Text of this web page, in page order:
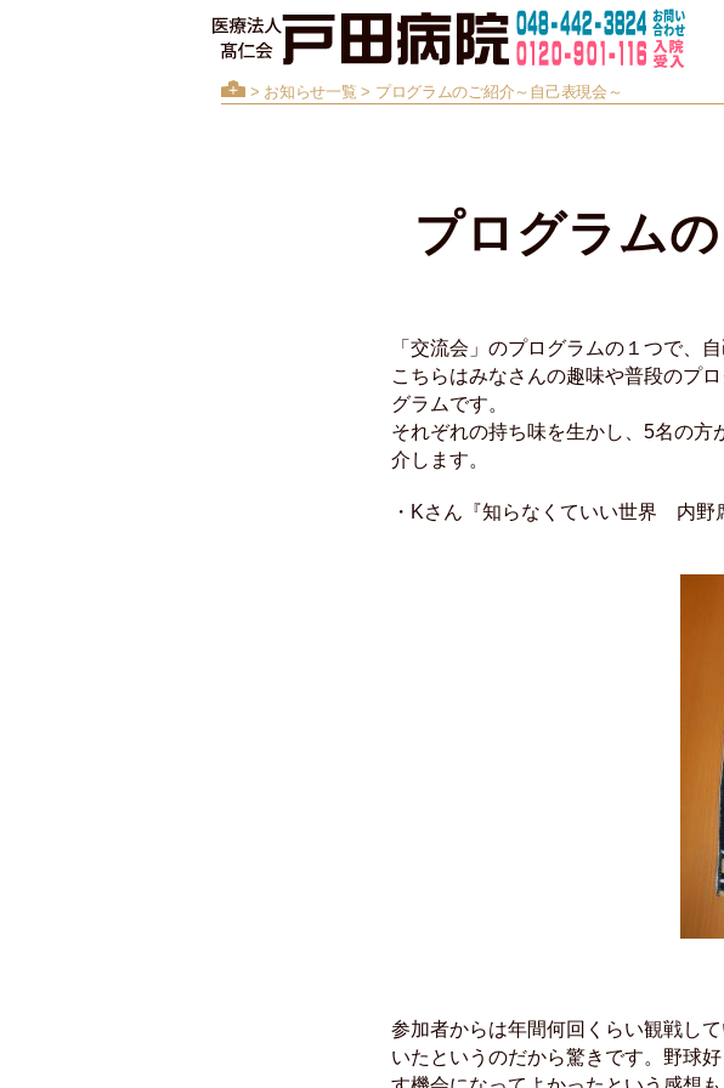
> お知らせ一覧 > プログラムのご紹介～自己表現会～
プログラム
「交流会」のプログラムの１つで、
こちらはみなさんの趣味や普段のプ
グラムです。
それぞれの持ち味を生かし、5名の
介します。
・Kさん『知らなくていい世界 内
参加者からは年間何回くらい観戦し
いたというのだから驚きです。野球